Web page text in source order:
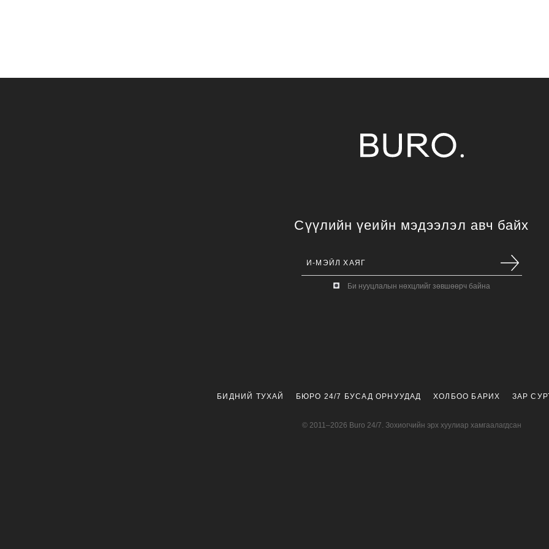
Сүүлийн үеийн мэдээлэл авч байх
Би нууцлалын нөхцлийг зөвшөөрч байна
БИДНИЙ ТУХАЙ БЮРО 24/7 БУСАД ОРНУУДАД ХОЛБОО БАРИХ ЗАР
© 2011–2026 Buro 24/7. Зохиогчийн эрх хуулиар хамгаалагдсан